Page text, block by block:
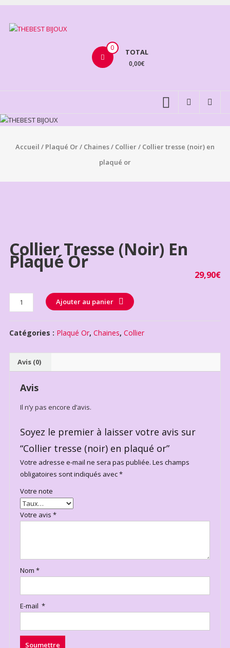
Aller
contenu
BIJOUX
0 TOTAL
0,00€
Accueil / Plaqué Or/ Chaines/ Collier/ Collier tresse (noir) en
plaqué or
Collier Tresse (noir) En
Plaqué Or
29,90€
Quantité Ajouter au panier
Catégories : Plaqué Or, Chaines, Collier
Avis (0)
Avis
Il n’y pas encore d’avis.
Soyez le premier à laisser votre avis sur
“Collier tresse (noir) en plaqué or”
Votre adresse e-mail ne sera pas publiée. Les champs
obligatoires sont indiqués avec*
Votre note
Votre avis *
Nom *
E-mail *